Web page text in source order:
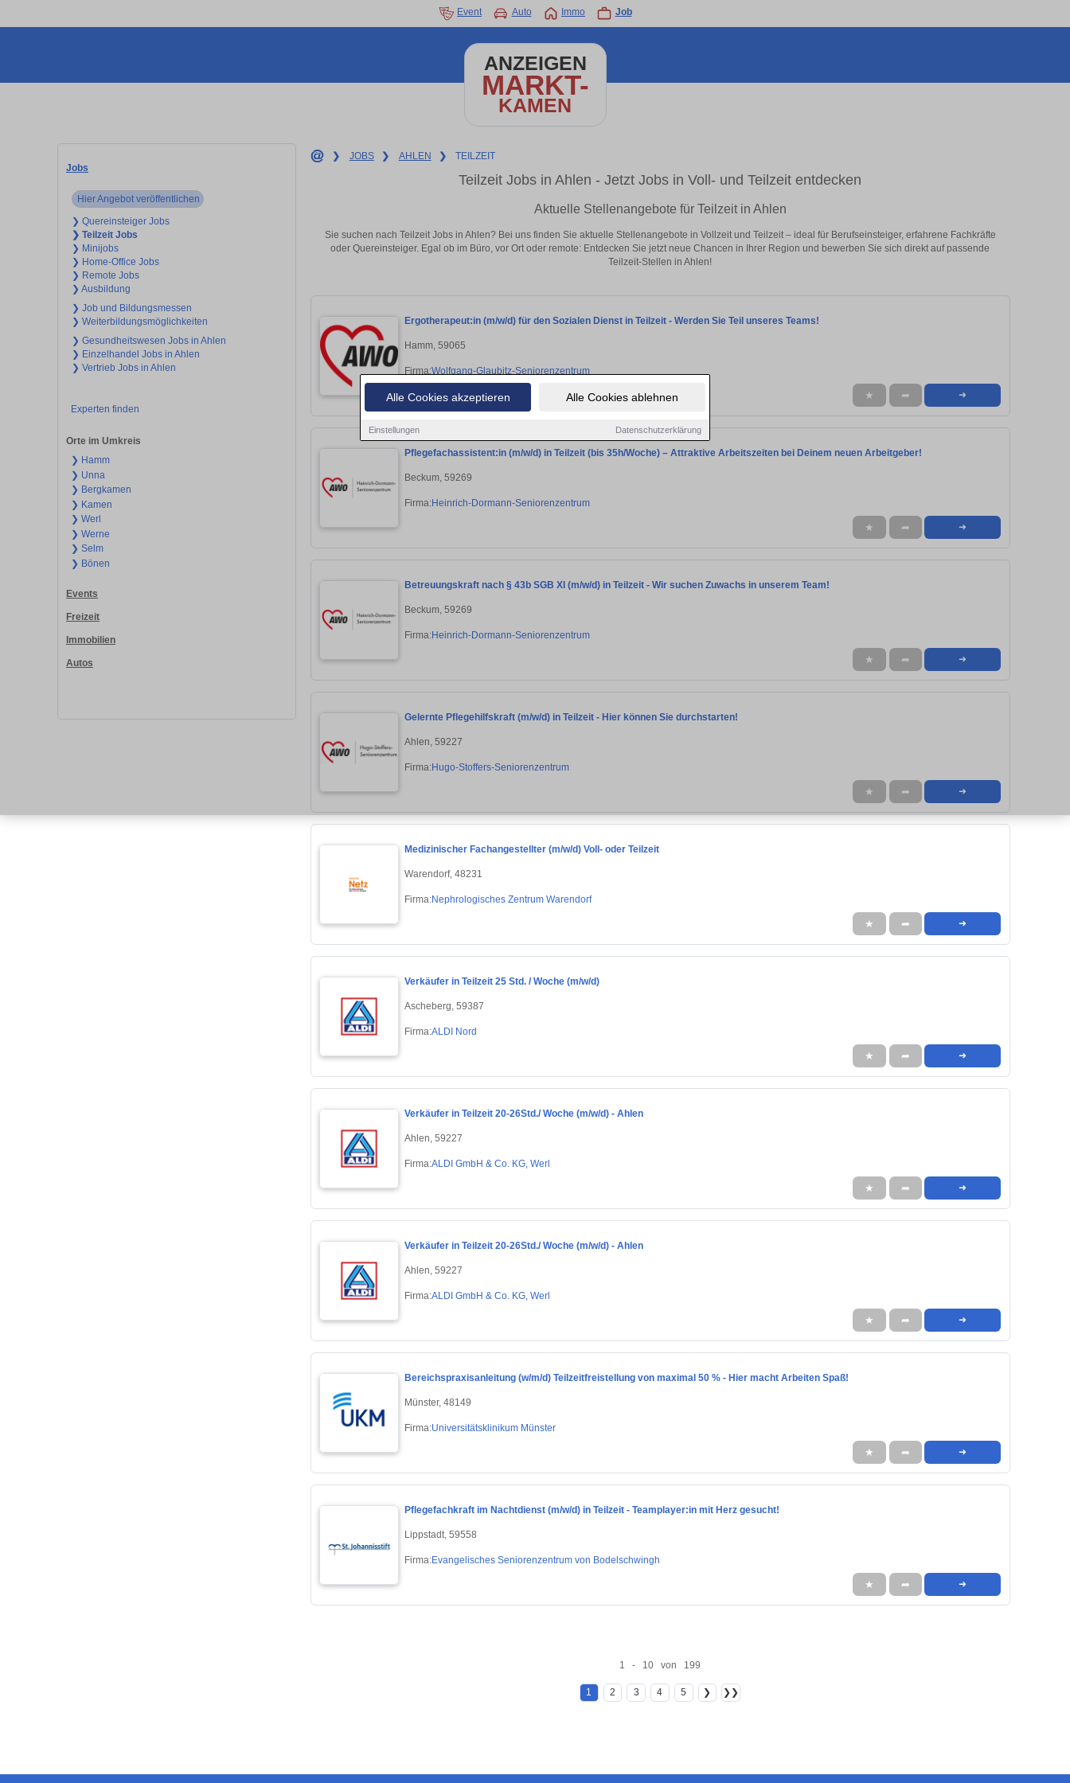
Alle Cookies akzeptieren Alle Cookies ablehnen
Einstellungen Datenschutzerklärung
Event Auto Immo Job
ANZEIGEN
MARKT-
KAMEN
Jobs
Hier Angebot veröffentlichen
❯ Quereinsteiger Jobs
❯ Teilzeit Jobs
❯ Minijobs
❯ Home-Office Jobs
❯ Remote Jobs
❯ Ausbildung
❯ Job und Bildungsmessen
❯ Weiterbildungsmöglichkeiten
❯ Gesundheitswesen Jobs in Ahlen
❯ Einzelhandel Jobs in Ahlen
❯ Vertrieb Jobs in Ahlen
Experten finden
Orte im Umkreis
❯ Hamm
❯ Unna
❯ Bergkamen
❯ Kamen
❯ Werl
❯ Werne
❯ Selm
❯ Bönen
Events
Freizeit
Immobilien
Autos
❯ JOBS ❯ AHLEN ❯ TEILZEIT
Teilzeit Jobs in Ahlen - Jetzt Jobs in Voll- und Teilzeit entdecken
Aktuelle Stellenangebote für Teilzeit in Ahlen
Sie suchen nach Teilzeit Jobs in Ahlen? Bei uns finden Sie aktuelle Stellenangebote in Vollzeit und Teilzeit – ideal für Berufseinsteiger, erfahrene Fachkräfte
oder Quereinsteiger. Egal ob im Büro, vor Ort oder remote: Entdecken Sie jetzt neue Chancen in Ihrer Region und bewerben Sie sich direkt auf passende
Teilzeit-Stellen in Ahlen!
Ergotherapeut:in (m/w/d) für den Sozialen Dienst in Teilzeit - Werden Sie Teil unseres Teams!
Hamm, 59065
Firma:Wolfgang-Glaubitz-Seniorenzentrum
★ ➦ ➜
Pflegefachassistent:in (m/w/d) in Teilzeit (bis 35h/Woche) – Attraktive Arbeitszeiten bei Deinem neuen Arbeitgeber!
Beckum, 59269
Firma:Heinrich-Dormann-Seniorenzentrum
★ ➦ ➜
Betreuungskraft nach § 43b SGB XI (m/w/d) in Teilzeit - Wir suchen Zuwachs in unserem Team!
Beckum, 59269
Firma:Heinrich-Dormann-Seniorenzentrum
★ ➦ ➜
Gelernte Pflegehilfskraft (m/w/d) in Teilzeit - Hier können Sie durchstarten!
Ahlen, 59227
Firma:Hugo-Stoffers-Seniorenzentrum
★ ➦ ➜
Medizinischer Fachangestellter (m/w/d) Voll- oder Teilzeit
Warendorf, 48231
Firma:Nephrologisches Zentrum Warendorf
★ ➦ ➜
Verkäufer in Teilzeit 25 Std. / Woche (m/w/d)
Ascheberg, 59387
Firma:ALDI Nord
★ ➦ ➜
Verkäufer in Teilzeit 20-26Std./ Woche (m/w/d) - Ahlen
Ahlen, 59227
Firma:ALDI GmbH & Co. KG, Werl
★ ➦ ➜
Verkäufer in Teilzeit 20-26Std./ Woche (m/w/d) - Ahlen
Ahlen, 59227
Firma:ALDI GmbH & Co. KG, Werl
★ ➦ ➜
Bereichspraxisanleitung (w/m/d) Teilzeitfreistellung von maximal 50 % - Hier macht Arbeiten Spaß!
Münster, 48149
Firma:Universitätsklinikum Münster
★ ➦ ➜
Pflegefachkraft im Nachtdienst (m/w/d) in Teilzeit - Teamplayer:in mit Herz gesucht!
Lippstadt, 59558
Firma:Evangelisches Seniorenzentrum von Bodelschwingh
★ ➦ ➜
1 - 10 von 199
1 2 3 4 5 ❯ ❯❯